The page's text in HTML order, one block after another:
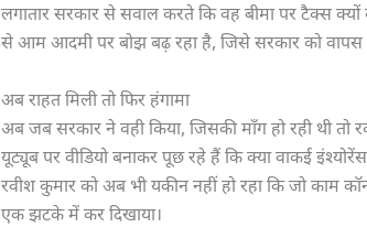
लगातार सरकार से सवाल करते कि वह बीमा पर टैक्स
से आम आदमी पर बोझ बढ़ रहा है, जिसे सरकार को वापस
अब राहत मिली तो फिर हंगामा
अब जब सरकार ने वही किया, जिसकी माँग हो रही थी
यूट्यूब पर वीडियो बनाकर पूछ रहे हैं कि क्या वाकई
रवीश कुमार को अब भी यकीन नहीं हो रहा कि जो काम
एक झटके में कर दिखाया।